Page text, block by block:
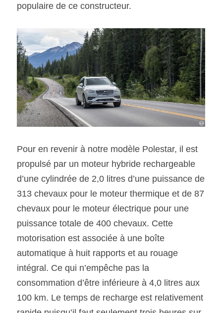
populaire de ce constructeur.
Pour en revenir à notre modèle Polestar, il est
propulsé par un moteur hybride rechargeable
d’une cylindrée de 2,0 litres d’une puissance de
313 chevaux pour le moteur thermique et de 87
chevaux pour le moteur électrique pour une
puissance totale de 400 chevaux. Cette
motorisation est associée à une boîte
automatique à huit rapports et au rouage
intégral. Ce qui n’empêche pas la
consommation d’être inférieure à 4,0 litres aux
100 km. Le temps de recharge est relativement